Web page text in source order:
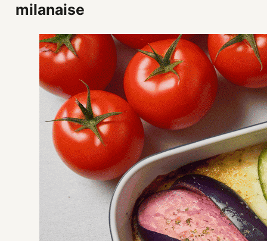
milanaise